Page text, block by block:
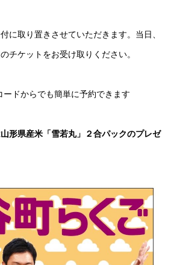
取り置きさせていただきます。当日、
チケットをお受け取りください。
ドからでも簡単に予約できます
形県産米「雪若丸」２合パックのプレゼ